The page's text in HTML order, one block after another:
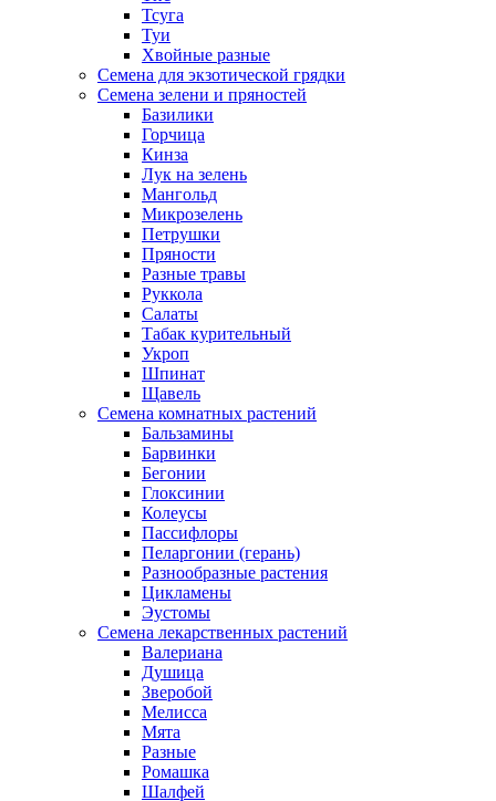
Тсуга
Туи
Хвойные разные
Семена для экзотической грядки
Семена зелени и пряностей
Базилики
Горчица
Кинза
Лук на зелень
Мангольд
Микрозелень
Петрушки
Пряности
Разные травы
Руккола
Салаты
Табак курительный
Укроп
Шпинат
Щавель
Семена комнатных растений
Бальзамины
Барвинки
Бегонии
Глоксинии
Колеусы
Пассифлоры
Пеларгонии (герань)
Разнообразные растения
Цикламены
Эустомы
Семена лекарственных растений
Валериана
Душица
Зверобой
Мелисса
Мята
Разные
Ромашка
Шалфей